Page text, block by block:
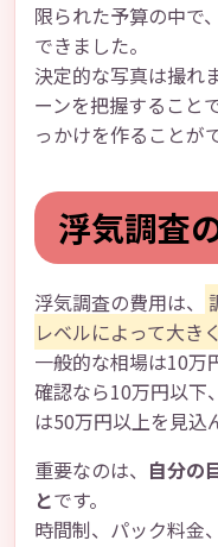
限られた予算の中で、
できました。
決定的な写真は撮れ
ーンを把握すること
っかけを作ることが
浮気調査
浮気調査の費用は、
レベルによって大き
一般的な相場は10万
確認なら10万円以下
は50万円以上を見込
重要なのは、 自分の
とです。
時間制、パック料金